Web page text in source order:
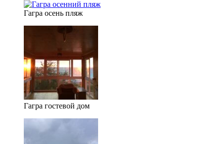
Гагра осень пляж
Гагра гостевой дом